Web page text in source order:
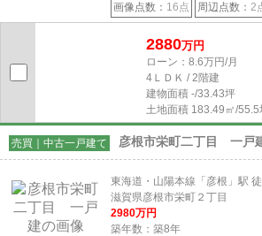
画像点数： 16点 周辺点数： 2
2880万円
ローン：8.6万円/月
4ＬＤＫ / 2階建
建物面積 -/33.43坪
土地面積 183.49㎡/55.5
売買｜中古一戸建て 彦根市栄町二丁目 一戸
東海道・山陽本線「彦根」駅
滋賀県彦根市栄町２丁目
2980万円
築年数：築8年